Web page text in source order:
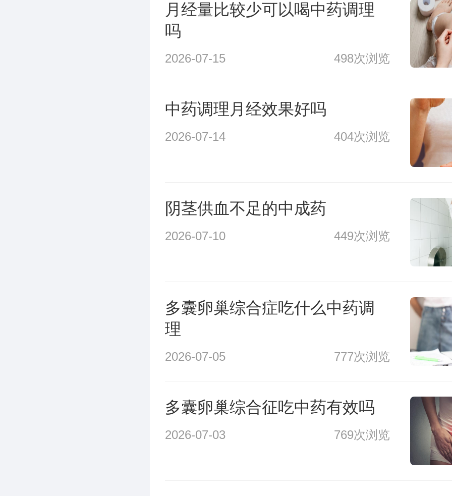
月经量比较少可以喝中药调理
吗
2026-07-15 498次浏览
中药调理月经效果好吗
2026-07-14 404次浏览
阴茎供血不足的中成药
2026-07-10 449次浏览
多囊卵巢综合症吃什么中药调
理
2026-07-05 777次浏览
多囊卵巢综合征吃中药有效吗
2026-07-03 769次浏览